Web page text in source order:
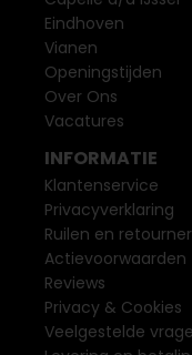
Eindhoven
Vianen
Openingstijden
Over Ons
Vacatures
INFORMATIE
Klantenservice
Privacyverklaring
Ruilen en
Actievoorwaarden
Reviews
Privacy & Cookies
Veelgestelde